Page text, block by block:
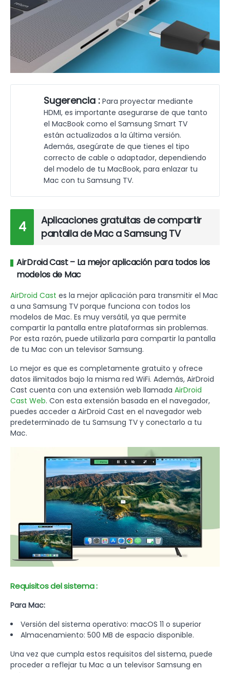
Sugerencia : Para proyectar mediante
HDMI, es importante asegurarse de que tanto
el MacBook como el Samsung Smart TV
están actualizados a la última versión.
Además, asegúrate de que tienes el tipo
correcto de cable o adaptador, dependiendo
del modelo de tu MacBook, para enlazar tu
Mac con tu Samsung TV.
4
Aplicaciones gratuitas de compartir
pantalla de Mac a Samsung TV
AirDroid Cast – La mejor aplicación para todos los
modelos de Mac
AirDroid Cast es la mejor aplicación para transmitir el Mac
a una Samsung TV porque funciona con todos los
modelos de Mac. Es muy versátil, ya que permite
compartir la pantalla entre plataformas sin problemas.
Por esta razón, puede utilizarla para compartir la pantalla
de tu Mac con un televisor Samsung.
Lo mejor es que es completamente gratuito y ofrece
datos ilimitados bajo la misma red WiFi. Además, AirDroid
Cast cuenta con una extensión web llamada AirDroid
Cast Web. Con esta extensión basada en el navegador,
puedes acceder a AirDroid Cast en el navegador web
predeterminado de tu Samsung TV y conectarlo a tu
Mac.
Requisitos del sistema :
Para Mac:
Versión del sistema operativo: macOS 11 o superior
Almacenamiento: 500 MB de espacio disponible.
Una vez que cumpla estos requisitos del sistema, puede
proceder a reflejar tu Mac a un televisor Samsung en